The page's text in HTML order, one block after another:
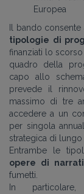
Europea
Il bando
tipologie di
finanziati lo scorso
quadro della
capo allo
prevede il
massimo di tre
accedere a un
per singola
strategica di lungo
Entrambe le
opere di
fumetti.
In